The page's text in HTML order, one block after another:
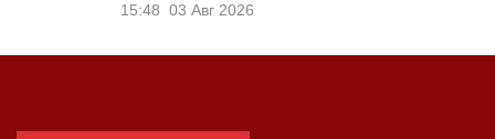
15:48 03 Авг 2026